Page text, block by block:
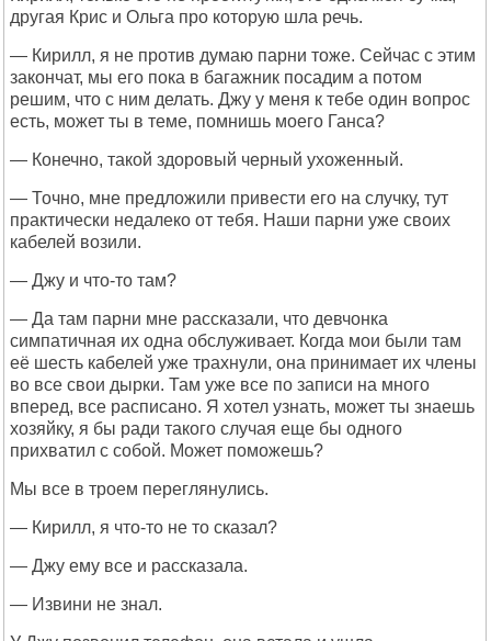
другая Крис и Ольга про которую шла речь.
— Кирилл, я не против думаю парни тоже. Сейчас с этим
закончат, мы его пока в багажник посадим а потом
решим, что с ним делать. Джу у меня к тебе один вопрос
есть, может ты в теме, помнишь моего Ганса?
— Конечно, такой здоровый черный ухоженный.
— Точно, мне предложили привести его на случку, тут
практически недалеко от тебя. Наши парни уже своих
кабелей возили.
— Джу и что-то там?
— Да там парни мне рассказали, что девчонка
симпатичная их одна обслуживает. Когда мои были там
её шесть кабелей уже трахнули, она принимает их члены
во все свои дырки. Там уже все по записи на много
вперед, все расписано. Я хотел узнать, может ты знаешь
хозяйку, я бы ради такого случая еще бы одного
прихватил с собой. Может поможешь?
Мы все в троем переглянулись.
— Кирилл, я что-то не то сказал?
— Джу ему все и рассказала.
— Извини не знал.